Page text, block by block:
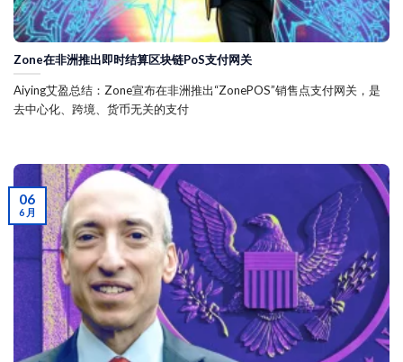
Zone在非洲推出即时结算区块链PoS支付网关
Aiying艾盈总结：Zone宣布在非洲推出“ZonePOS”销售点支付网关，是
去中心化、跨境、货币无关的支付
06
6 月